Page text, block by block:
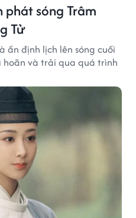
phát sóng Trâm
Tử
ấn định lịch lên sóng cuối
và trải qua quá trình